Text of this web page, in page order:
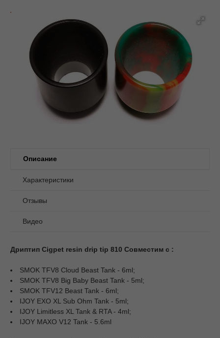
Описание
Характеристики
Отзывы
Видео
Дриптип Cigpet resin drip tip 810 Совместим с :
SMOK TFV8 Cloud Beast Tank - 6ml;
SMOK TFV8 Big Baby Beast Tank - 5ml;
SMOK TFV12 Beast Tank - 6ml;
IJOY EXO XL Sub Ohm Tank - 5ml;
IJOY Limitless XL Tank & RTA - 4ml;
IJOY MAXO V12 Tank - 5.6ml